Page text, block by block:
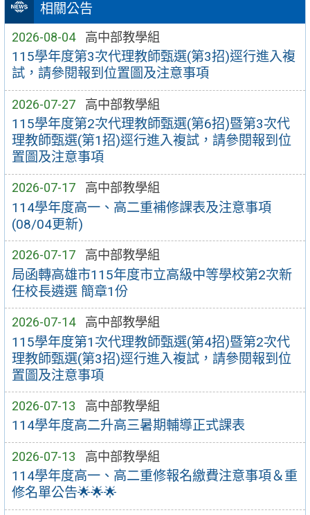
相關公告
2026-08-04 高中部教學組
115學年度第3次代理教師甄選(第3招)逕行進入複
試，請參閱報到位置圖及注意事項
2026-07-27 高中部教學組
115學年度第2次代理教師甄選(第6招)暨第3次代
理教師甄選(第1招)逕行進入複試，請參閱報到位
置圖及注意事項
2026-07-17 高中部教學組
114學年度高一、高二重補修課表及注意事項
(08/04更新)
2026-07-17 高中部教學組
局函轉高雄市115年度市立高級中等學校第2次新
任校長遴選 簡章1份
2026-07-14 高中部教學組
115學年度第1次代理教師甄選(第4招)暨第2次代
理教師甄選(第3招)逕行進入複試，請參閱報到位
置圖及注意事項
2026-07-13 高中部教學組
114學年度高二升高三暑期輔導正式課表
2026-07-13 高中部教學組
114學年度高一、高二重修報名繳費注意事項＆重
修名單公告🌟🌟🌟